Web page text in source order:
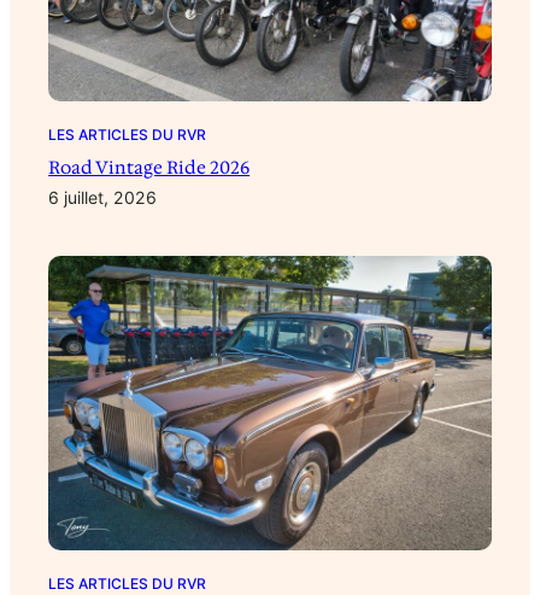
LES ARTICLES DU RVR
Road Vintage Ride 2026
6 juillet, 2026
LES ARTICLES DU RVR